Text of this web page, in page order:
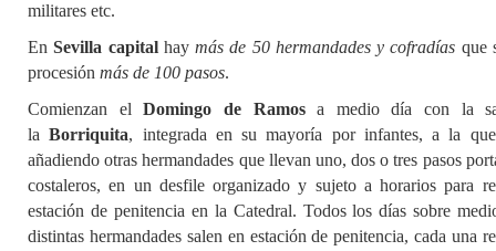
militares etc.
EnSevilla capitalhay más de 50 hermandades y cofradías que
procesión más de 100 pasos.
Comienzan elDomingo de Ramosa medio día con la
laBorriquita, integrada en su mayoría por infantes, a la
añadiendo otras hermandades que llevan uno, dos o tres pasos
costaleros, en un desfile organizado y sujeto a horarios para
estación de penitencia en la Catedral. Todos los días sobre
distintas hermandades salen en estación de penitencia, cada una